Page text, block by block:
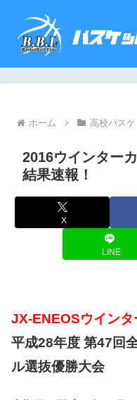
ホーム 高校バスケ
2016ウインター
結果速報！
X
LINE
JX-ENEOSウイン
平成28年度 第47回
ル選抜優勝大会